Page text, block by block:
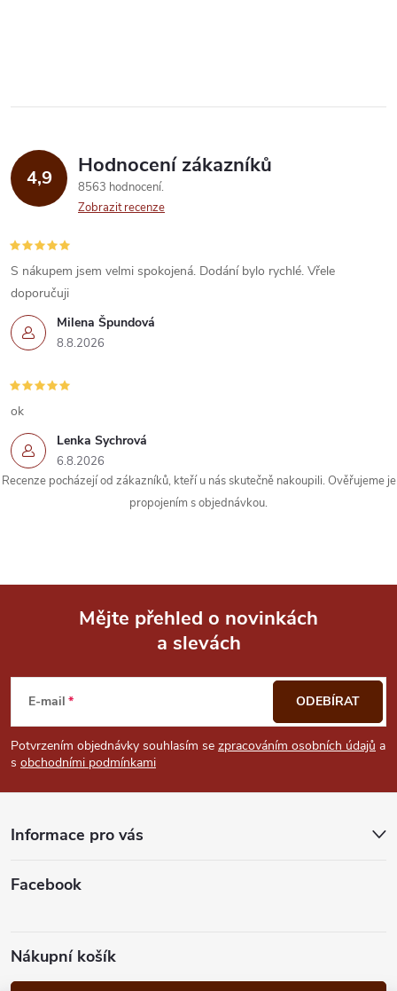
l
d
a
c
í
p
r
v
k
y
v
u
4,9 Hodnocení zákazníků
8563 hodnocení
Zobrazit recenze
Milena Špundová
8.8.2026
S nákupem jsem velmi spokojená. Dodání bylo rychlé. Vřele
doporučuji
Lenka Sychrová
6.8.2026
ok
Recenze pocházejí od zákazníků, kteří u nás skutečně nakoupili. Ověřujeme je
propojením s objednávkou.
p
a
Mějte přehled o novinkách
a slevách
E-mail
Potvrzením objednávky souhlasím se zpracováním osobních údajů a
s obchodními podmínkami
ODEBÍRAT
Informace pro vás
Facebook
Nákupní košík